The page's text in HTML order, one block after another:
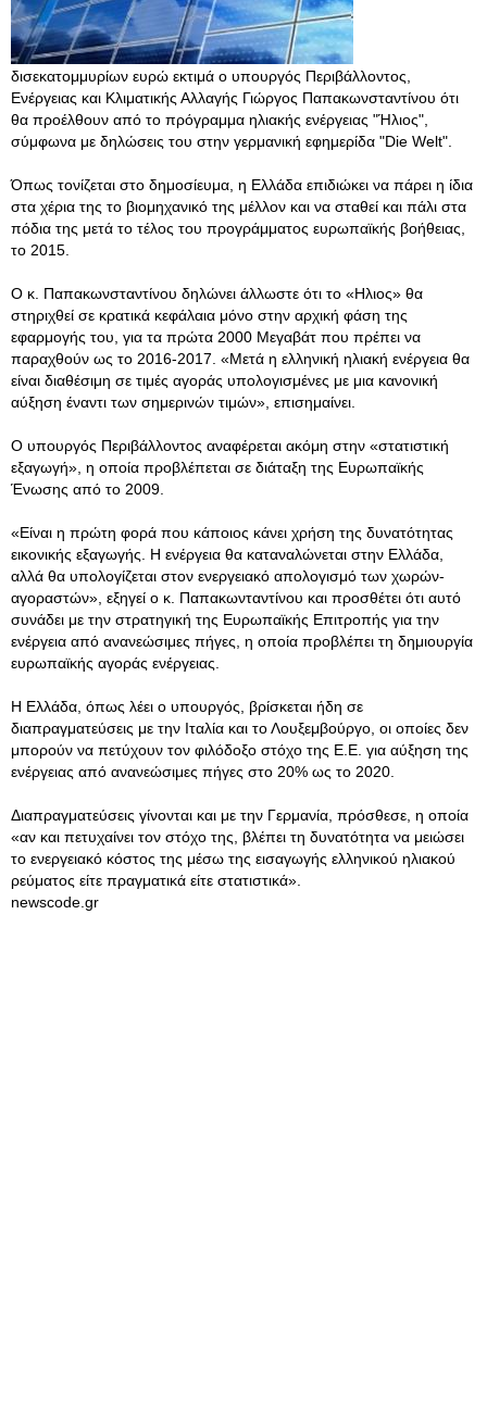
δισεκατομμυρίων ευρώ εκτιμά ο υπουργός Περιβάλλοντος,
Ενέργειας και Κλιματικής Αλλαγής Γιώργος Παπακωνσταντίνου ότι
θα προέλθουν από το πρόγραμμα ηλιακής ενέργειας "Ήλιος",
σύμφωνα με δηλώσεις του στην γερμανική εφημερίδα "Die Welt".
Όπως τονίζεται στο δημοσίευμα, η Ελλάδα επιδιώκει να πάρει η ίδια
στα χέρια της το βιομηχανικό της μέλλον και να σταθεί και πάλι στα
πόδια της μετά το τέλος του προγράμματος ευρωπαϊκής βοήθειας,
το 2015.
Ο κ. Παπακωνσταντίνου δηλώνει άλλωστε ότι το «Ηλιος» θα
στηριχθεί σε κρατικά κεφάλαια μόνο στην αρχική φάση της
εφαρμογής του, για τα πρώτα 2000 Μεγαβάτ που πρέπει να
παραχθούν ως το 2016-2017. «Μετά η ελληνική ηλιακή ενέργεια θα
είναι διαθέσιμη σε τιμές αγοράς υπολογισμένες με μια κανονική
αύξηση έναντι των σημερινών τιμών», επισημαίνει.
Ο υπουργός Περιβάλλοντος αναφέρεται ακόμη στην «στατιστική
εξαγωγή», η οποία προβλέπεται σε διάταξη της Ευρωπαϊκής
Ένωσης από το 2009.
«Είναι η πρώτη φορά που κάποιος κάνει χρήση της δυνατότητας
εικονικής εξαγωγής. Η ενέργεια θα καταναλώνεται στην Ελλάδα,
αλλά θα υπολογίζεται στον ενεργειακό απολογισμό των χωρών-
αγοραστών», εξηγεί ο κ. Παπακωνταντίνου και προσθέτει ότι αυτό
συνάδει με την στρατηγική της Ευρωπαϊκής Επιτροπής για την
ενέργεια από ανανεώσιμες πήγες, η οποία προβλέπει τη δημιουργία
ευρωπαϊκής αγοράς ενέργειας.
Η Ελλάδα, όπως λέει ο υπουργός, βρίσκεται ήδη σε
διαπραγματεύσεις με την Ιταλία και το Λουξεμβούργο, οι οποίες δεν
μπορούν να πετύχουν τον φιλόδοξο στόχο της Ε.Ε. για αύξηση της
ενέργειας από ανανεώσιμες πήγες στο 20% ως το 2020.
Διαπραγματεύσεις γίνονται και με την Γερμανία, πρόσθεσε, η οποία
«αν και πετυχαίνει τον στόχο της, βλέπει τη δυνατότητα να μειώσει
το ενεργειακό κόστος της μέσω της εισαγωγής ελληνικού ηλιακού
ρεύματος είτε πραγματικά είτε στατιστικά».
newscode.gr